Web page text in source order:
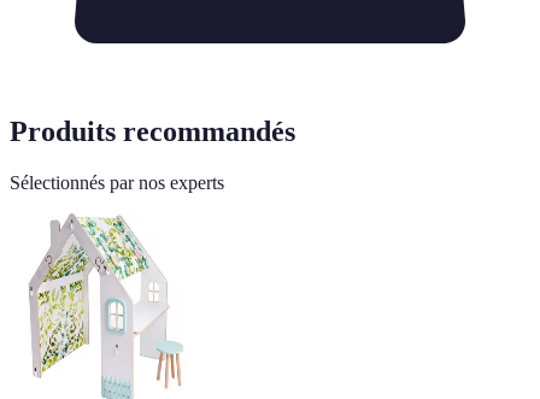
Produits recommandés
Sélectionnés par nos experts